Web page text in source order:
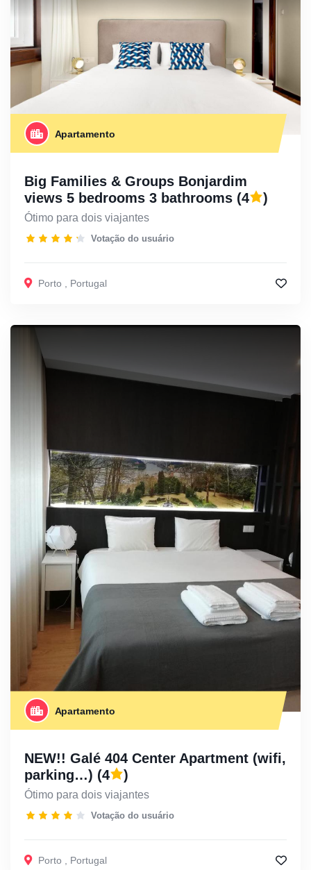
Apartamento
Big Families & Groups Bonjardim
views 5 bedrooms 3 bathrooms (4 )
Ótimo para dois viajantes
Votação do usuário
Porto Portugal
Apartamento
NEW!! Galé 404 Center Apartment (wifi,
parking…) (4 )
Ótimo para dois viajantes
Votação do usuário
Porto , Portugal